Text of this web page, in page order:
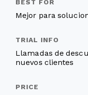
Mejor para
Llamadas de
nuevos clientes